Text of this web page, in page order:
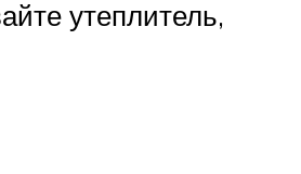
утеплитель,